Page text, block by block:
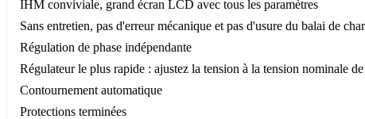
IHM conviviale, grand écran LCD avec tous les paramètres
Sans entretien, pas d'erreur mécanique et pas d'usure du balai de
Régulation de phase indépendante
Régulateur le plus rapide : ajustez la tension à la tension nominale
Contournement automatique
Protections terminées